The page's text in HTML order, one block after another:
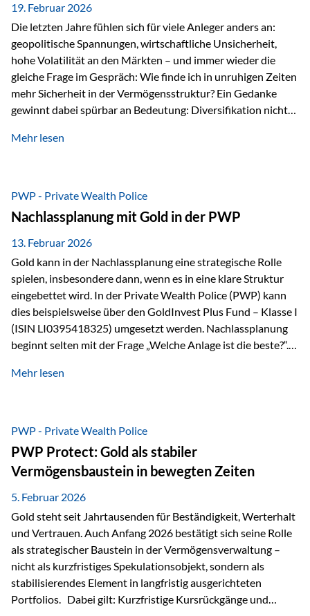
19. Februar 2026
Die letzten Jahre fühlen sich für viele Anleger anders an:
geopolitische Spannungen, wirtschaftliche Unsicherheit,
hohe Volatilität an den Märkten – und immer wieder die
gleiche Frage im Gespräch: Wie finde ich in unruhigen Zeiten
mehr Sicherheit in der Vermögensstruktur? Ein Gedanke
gewinnt dabei spürbar an Bedeutung: Diversifikation nicht
Wer Vermögen ausschließlich in einem Rechtsraum
Liechtenstein eine Rolle spielen: außerhalb der EU, ohne
Euro, mit einem eigenständigen Rechts- und Finanzplatz.
Und genau an dieser Stelle setzt der 3-Zellenschutz an –…
Mehr lesen
PWP - Private Wealth Police
Nachlassplanung mit Gold in der PWP
13. Februar 2026
Gold kann in der Nachlassplanung eine strategische Rolle
spielen, insbesondere dann, wenn es in eine klare Struktur
eingebettet wird. In der Private Wealth Police (PWP) kann
dies beispielsweise über den GoldInvest Plus Fund – Klasse I
(ISIN LI0395418325) umgesetzt werden. Nachlassplanung
beginnt selten mit der Frage „Welche Anlage ist die beste?“.
was bekommen – wann – und in welcher Struktur?Und vor
bei größeren Vermögen ist das entscheidend.
Mehr lesen
PWP - Private Wealth Police
PWP Protect: Gold als stabiler
Vermögensbaustein in bewegten Zeiten
5. Februar 2026
Gold steht seit Jahrtausenden für Beständigkeit, Werterhalt
und Vertrauen. Auch Anfang 2026 bestätigt sich seine Rolle
als strategischer Baustein in der Vermögensverwaltung –
nicht als kurzfristiges Spekulationsobjekt, sondern als
stabilisierendes Element in langfristig ausgerichteten
Portfolios. Dabei gilt: Kurzfristige Kursrückgänge und